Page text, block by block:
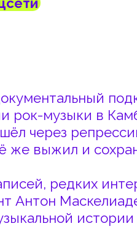
подкаст о
в Камбодже. Этот
репрессии, войну и
и сохранился —
интервью и
истории Юго-
оказался
и какую роль